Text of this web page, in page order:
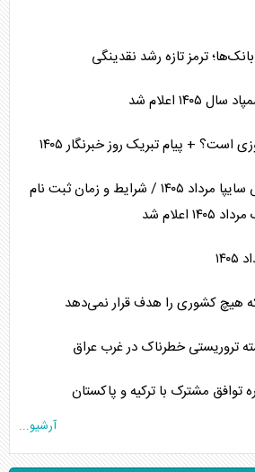
ترمز تازه رشد نقدینگی
اعلام شد
جدیدترین پیش فروش سایپا مرداد ۱۴۰۵ / شرایط و زمان ثبت نام
شد
هیچ کشوری را هدف قرار نمی‌دهد
خطرناک در غرب عراق
توافق مشترک با ترکیه و پاکستان
آرشیو...